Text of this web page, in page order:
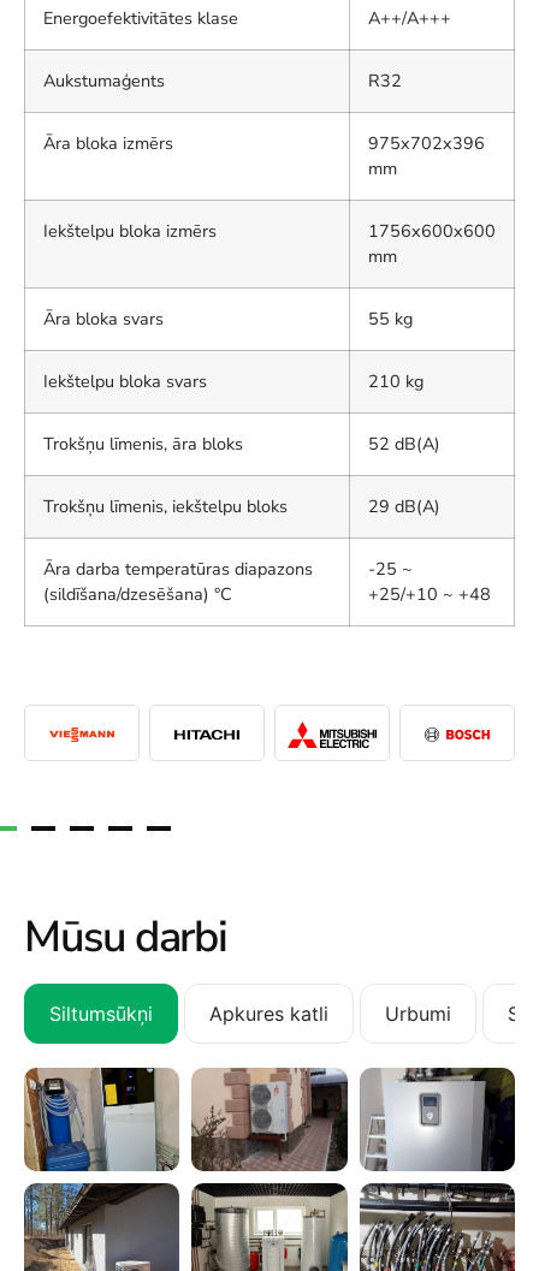
Energoefektivitātes klase A++/A+++
Aukstumaģents R32
Āra bloka izmērs
975x702x396
mm
Iekštelpu bloka izmērs
1756x600x600
mm
Āra bloka svars 55 kg
Iekštelpu bloka svars 210 kg
Trokšņu līmenis, āra bloks 52 dB(A)
Trokšņu līmenis, iekštelpu bloks 29 dB(A)
Āra darba temperatūras diapazons
(sildīšana/dzesēšana) °C
-25 ~
+25/+10 ~ +48
Mūsu darbi
Siltumsūkņi Apkures katli Urbumi